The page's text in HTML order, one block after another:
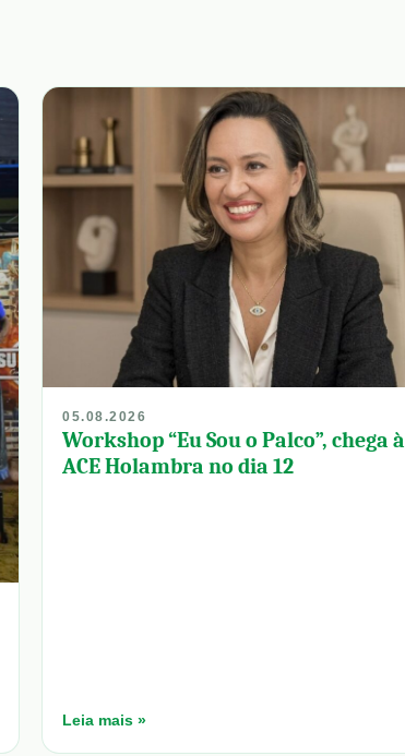
05.08.2026
Workshop “Eu Sou o Palco”, chega à
ACE Holambra no dia 12
Leia mais »